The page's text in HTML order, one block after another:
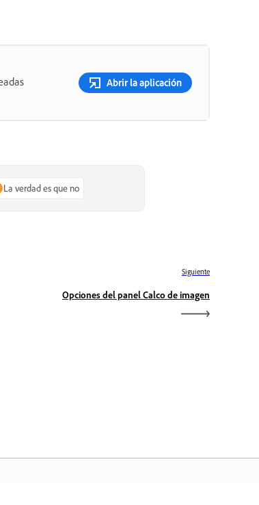
Abrir la aplicación
La verdad es que no
Siguiente
Opciones del panel Calco de imagen